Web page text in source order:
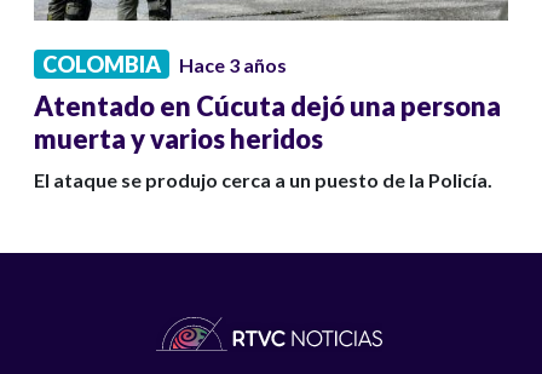
COLOMBIA Hace 3 años
Atentado en Cúcuta dejó una persona
muerta y varios heridos
El ataque se produjo cerca a un puesto de la Policía.